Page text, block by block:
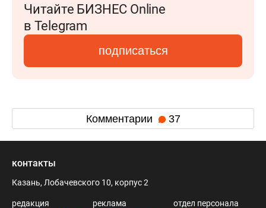
Читайте БИЗНЕС Online
в Telegram
подписаться
Комментарии 37
контакты
Казань, Лобачевского 10, корпус 2
редакция
реклама
отдел персонала